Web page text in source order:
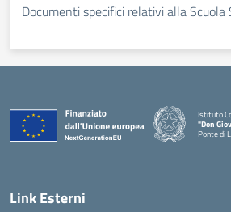
Documenti specifici relativi alla Scuola
Istituto
"Don
Ponte di
— Visita
Link Esterni